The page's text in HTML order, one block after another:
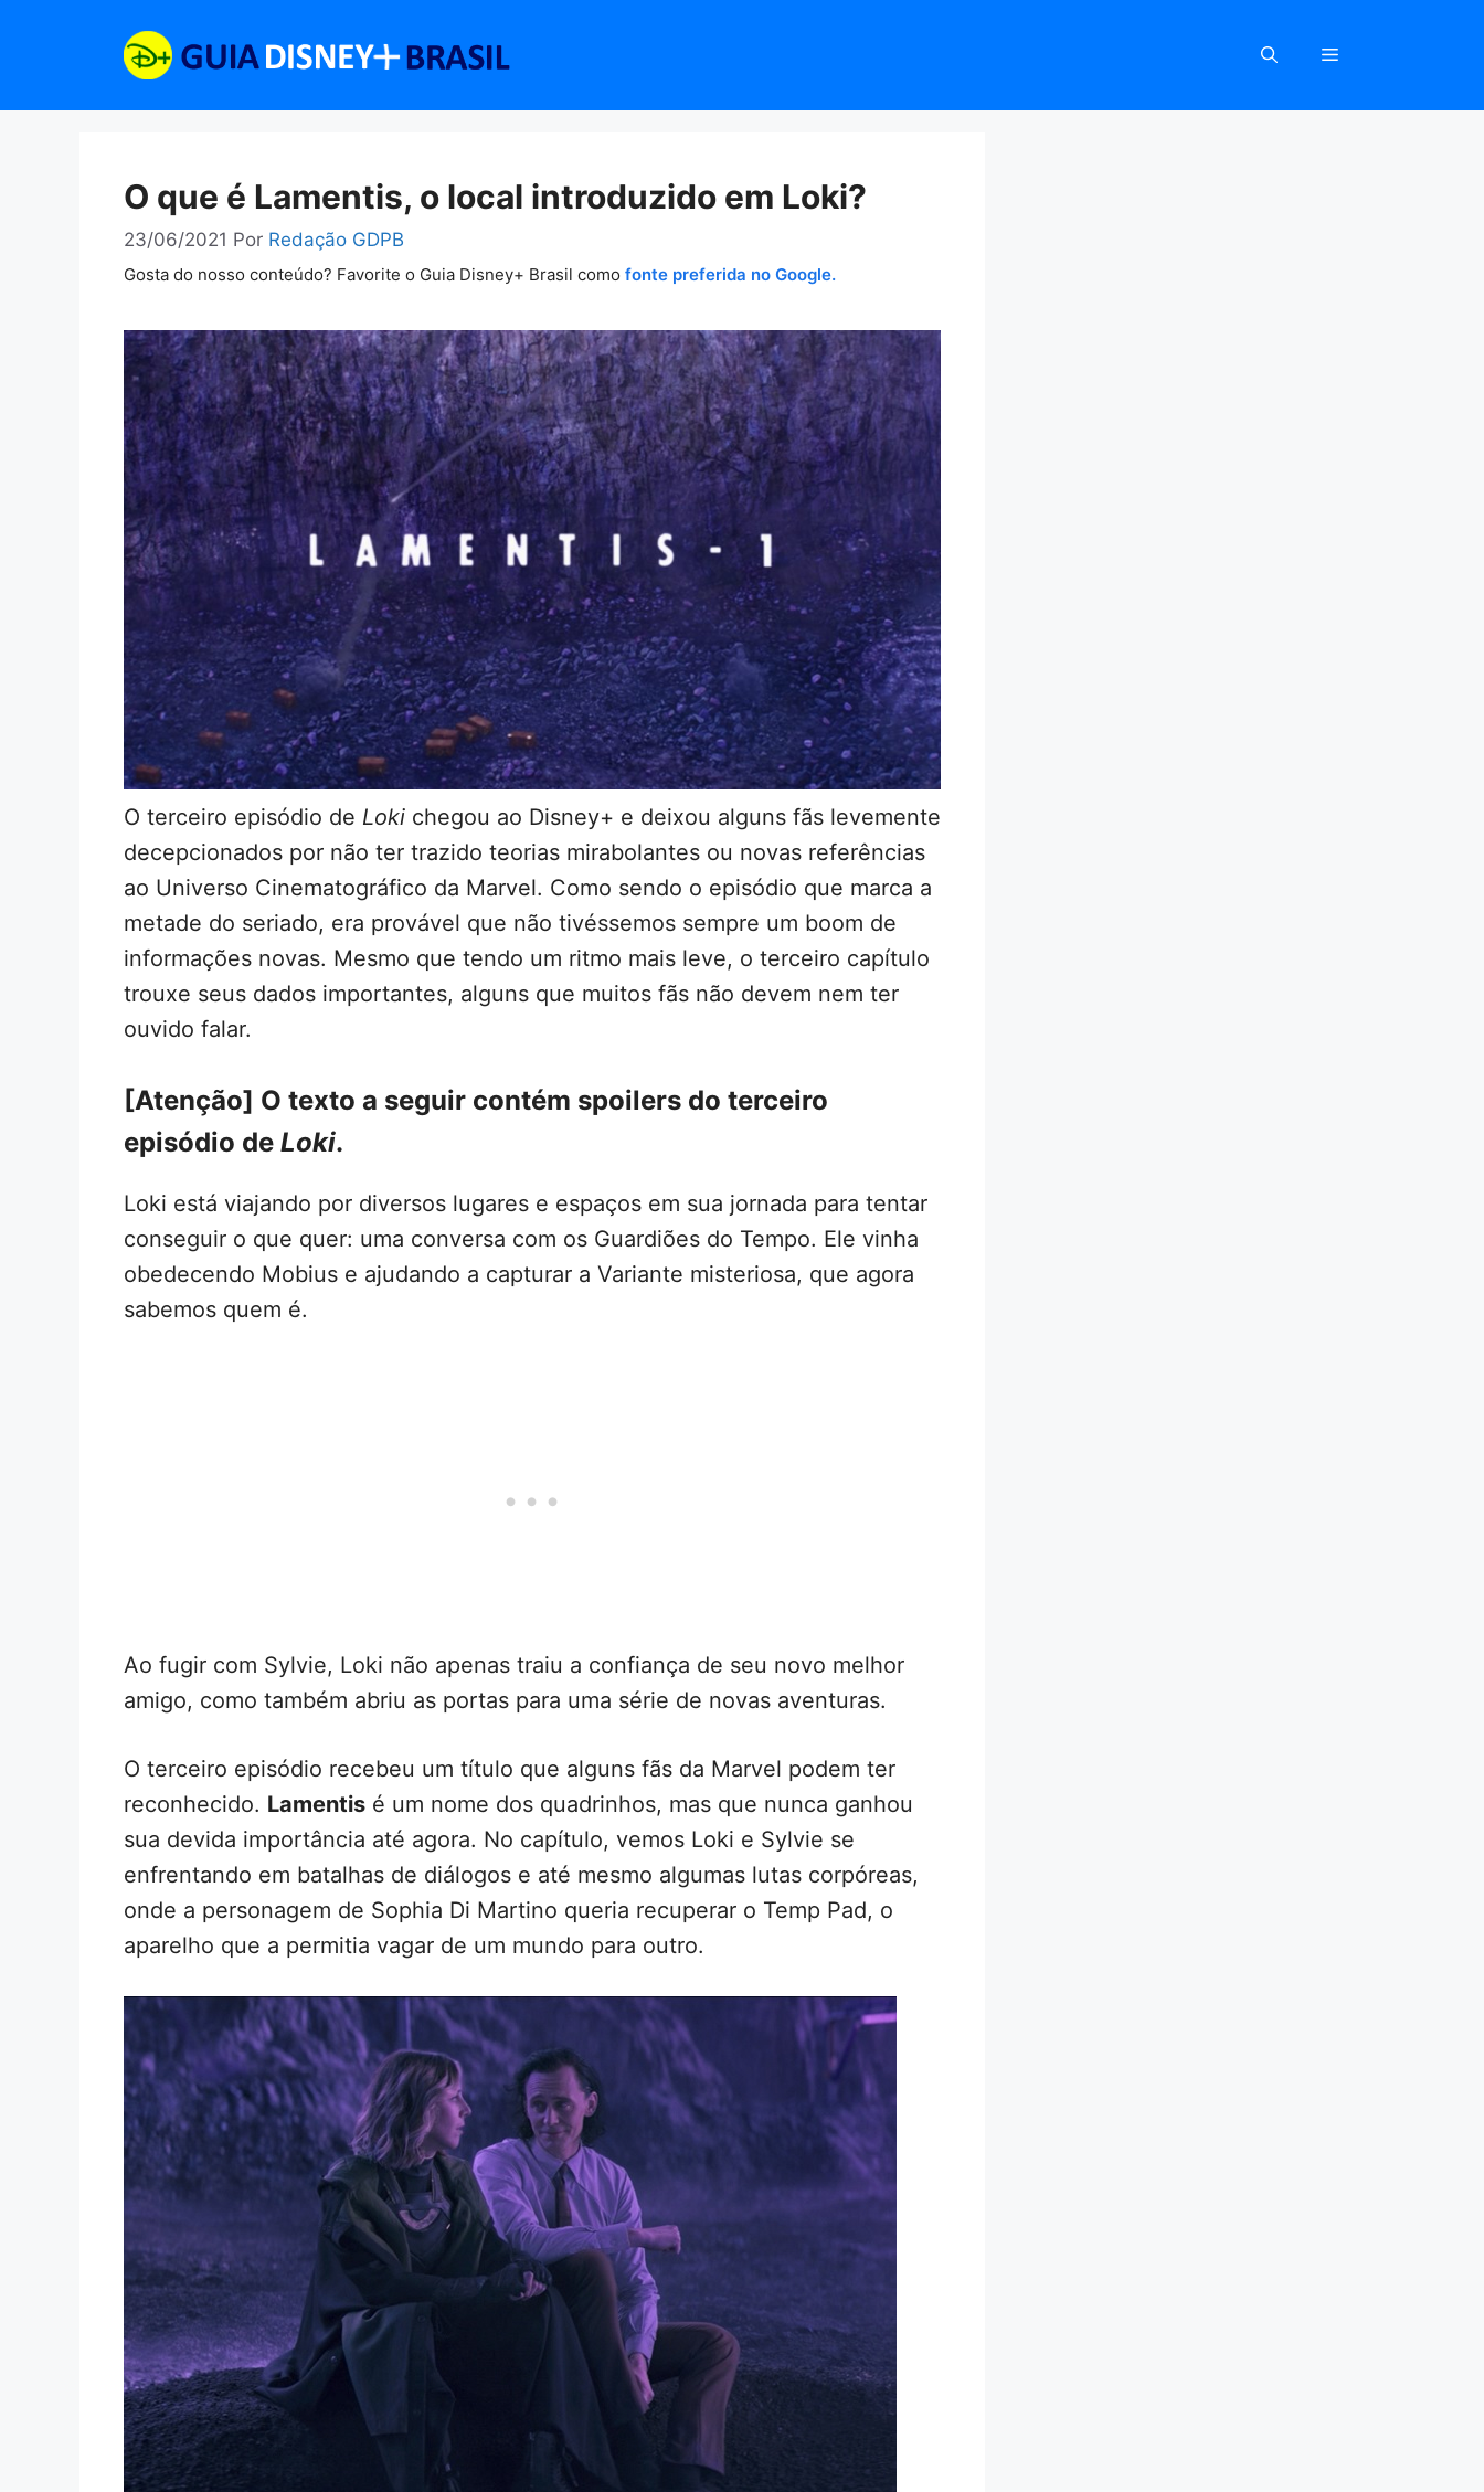
O que é Lamentis, o local introduzido em Loki?
23/06/2021 Por Redação GDPB
Gosta do nosso conteúdo? Favorite o Guia Disney+ Brasil como fonte preferida no Google.
O terceiro episódio de Loki chegou ao Disney+ e deixou alguns fãs levemente
decepcionados por não ter trazido teorias mirabolantes ou novas referências
ao Universo Cinematográfico da Marvel. Como sendo o episódio que marca a
metade do seriado, era provável que não tivéssemos sempre um boom de
informações novas. Mesmo que tendo um ritmo mais leve, o terceiro capítulo
trouxe seus dados importantes, alguns que muitos fãs não devem nem ter
ouvido falar.
[Atenção] O texto a seguir contém spoilers do terceiro
episódio de Loki.
Loki está viajando por diversos lugares e espaços em sua jornada para tentar
conseguir o que quer: uma conversa com os Guardiões do Tempo. Ele vinha
obedecendo Mobius e ajudando a capturar a Variante misteriosa, que agora
sabemos quem é.
Ao fugir com Sylvie, Loki não apenas traiu a confiança de seu novo melhor
amigo, como também abriu as portas para uma série de novas aventuras.
O terceiro episódio recebeu um título que alguns fãs da Marvel podem ter
reconhecido. Lamentis é um nome dos quadrinhos, mas que nunca ganhou
sua devida importância até agora. No capítulo, vemos Loki e Sylvie se
enfrentando em batalhas de diálogos e até mesmo algumas lutas corpóreas,
onde a personagem de Sophia Di Martino queria recuperar o Temp Pad, o
aparelho que a permitia vagar de um mundo para outro.